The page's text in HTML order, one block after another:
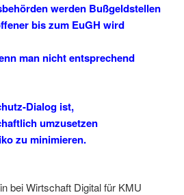
werden Bußgeldstellen
bis zum EuGH wird
man nicht entsprechend
Dialog ist,
umzusetzen
zu minimieren.
bei Wirtschaft Digital für KMU